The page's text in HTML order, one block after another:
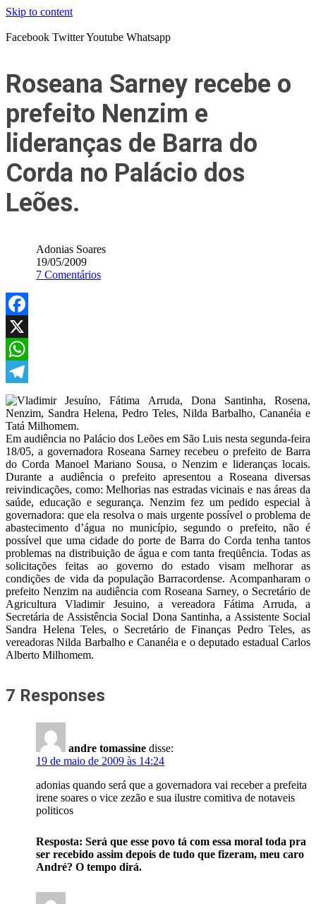
Skip to content
Facebook TwitterYoutube Whatsapp
Roseana Sarney recebe o
prefeito Nenzim e
lideranças de Barra do
Corda no Palácio dos
Leões.
Adonias Soares
19/05/2009
7 Comentários
Facebook
X
WhatsApp
Telegram
Em audiência no Palácio dos Leões em São Luis nesta segunda-feira
18/05, a governadora Roseana Sarney recebeu o prefeito de Barra
do Corda Manoel Mariano Sousa, o Nenzim e lideranças locais.
Durante a audiência o prefeito apresentou a Roseana diversas
reivindicações, como: Melhorias nas estradas vicinais e nas áreas da
saúde, educação e segurança. Nenzim fez um pedido especial à
governadora: que ela resolva o mais urgente possível o problema de
abastecimento d’água no município, segundo o prefeito, não é
possível que uma cidade do porte de Barra do Corda tenha tantos
problemas na distribuição de água e com tanta freqüência. Todas as
solicitações feitas ao governo do estado visam melhorar as
condições de vida da população Barracordense. Acompanharam o
prefeito Nenzim na audiência com Roseana Sarney, o Secretário de
Agricultura Vladimir Jesuino, a vereadora Fátima Arruda, a
Secretária de Assistência Social Dona Santinha, a Assistente Social
Sandra Helena Teles, o Secretário de Finanças Pedro Teles, as
vereadoras Nilda Barbalho e Cananéia e o deputado estadual Carlos
Alberto Milhomem.
7 Responses
andre tomassine disse:
19 de maio de 2009 às 14:24
adonias quando será que a governadora vai receber a prefeita
irene soares o vice zezão e sua ilustre comitiva de notaveis
politicos
Resposta: Será que esse povo tá com essa moral toda pra
ser recebido assim depois de tudo que fizeram, meu caro
André? O tempo dirá.